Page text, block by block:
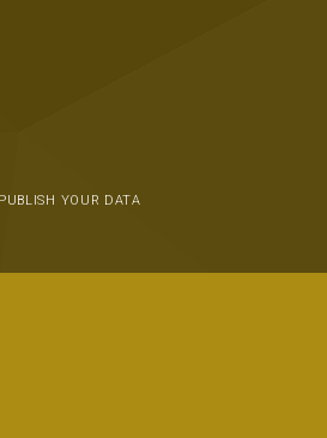
YOUR DATA